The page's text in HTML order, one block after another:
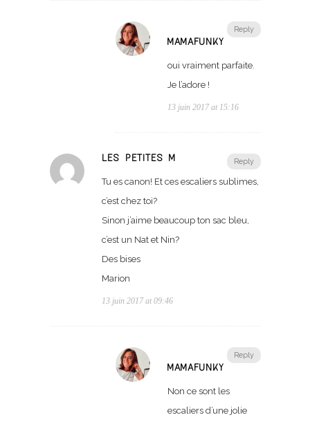
Reply
MAMAFUNKY
oui vraiment parfaite.
Je l’adore !
13 juin 2017 at 15:16
Reply
LES PETITES M
Tu es canon! Et ces escaliers sublimes,
c’est chez toi?
Sinon j’aime beaucoup ton sac bleu,
c’est un Nat et Nin?
Des bises
Marion
13 juin 2017 at 09:46
Reply
MAMAFUNKY
Non ce sont les
escaliers d’une jolie